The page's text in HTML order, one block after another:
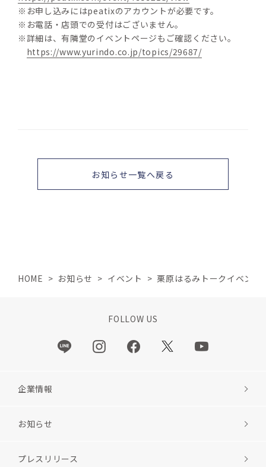
※お申し込みにはpeatixのアカウントが必要です。
※お電話・店頭での受付はございません。
※詳細は、有隣堂のイベントページもご確認ください。
https://www.yurindo.co.jp/topics/29687/
お知らせ一覧へ戻る
HOME > お知らせ > イベント > 栗原はるみトークイベン
FOLLOW US
企業情報
お知らせ
プレスリリース